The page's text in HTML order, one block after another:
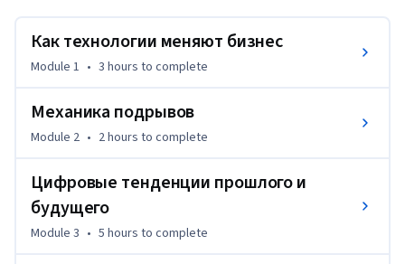
Boston Consulting Group, мы поговорим о цифровой
трансформации с двух точек зрения. Сначала мы обсудим
темп изменений и насущные потребности, которые он
контекст трансформации и поговорим о том, как
добиться успеха в цифровую эпоху. Затем мы
определить ключевые области цифровизации, включая
стратегию, основные процессы и технологии.
По окончании этого курса вы сможете:
Как технологии меняют бизнес
Module 1 • 3 hours to complete
Механика подрывов
Module 2 • 2 hours to complete
Цифровые тенденции прошлого и
будущего
Module 3 • 5 hours to complete